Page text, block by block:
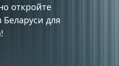
откройте
Беларуси для